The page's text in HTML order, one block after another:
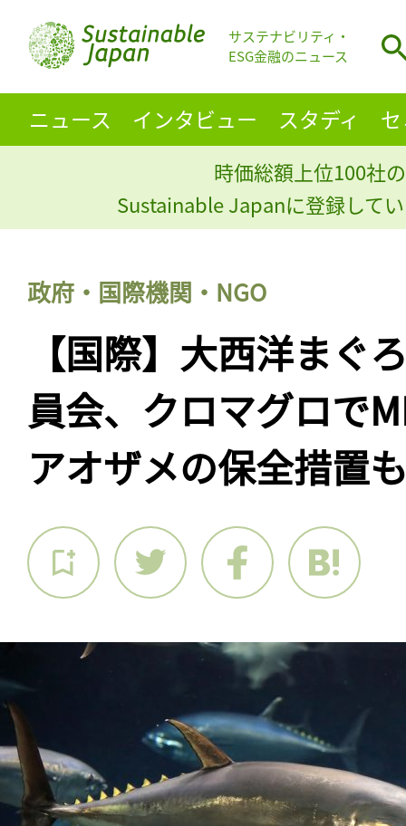
サステナビリティ・
ESG金融のニュース
ニュース インタビュー スタディ
時価総額上位100社
Sustainable Japanに登録して
政府・国際機関・NGO
【国際】大西洋まぐ
員会、クロマグロで
アオザメの保全措置